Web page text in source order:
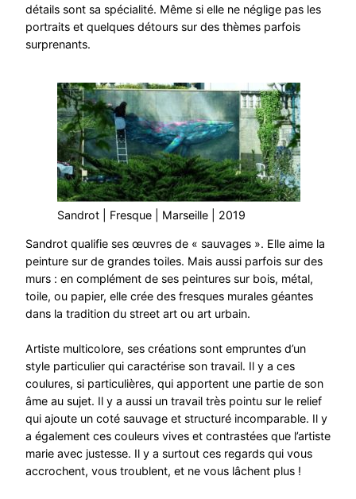
détails sont sa spécialité. Même si elle ne néglige pas les
portraits et quelques détours sur des thèmes parfois
surprenants.
Sandrot | Fresque | Marseille | 2019
Sandrot qualifie ses œuvres de « sauvages ». Elle aime la
peinture sur de grandes toiles. Mais aussi parfois sur des
murs : en complément de ses peintures sur bois, métal,
toile, ou papier, elle crée des fresques murales géantes
dans la tradition du street art ou art urbain.
Artiste multicolore, ses créations sont empruntes d’un
style particulier qui caractérise son travail. Il y a ces
coulures, si particulières, qui apportent une partie de son
âme au sujet. Il y a aussi un travail très pointu sur le relief
qui ajoute un coté sauvage et structuré incomparable. Il y
a également ces couleurs vives et contrastées que l’artiste
marie avec justesse. Il y a surtout ces regards qui vous
accrochent, vous troublent, et ne vous lâchent plus !